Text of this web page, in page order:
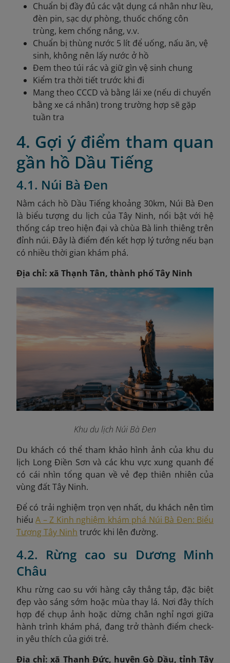
Chuẩn bị đầy đủ các vật dụng cá nhân như lều,
đèn pin, sạc dự phòng, thuốc chống côn
trùng, kem chống nắng, v.v.
Chuẩn bị thùng nước 5 lít để uống, nấu ăn, vệ
sinh, không nên lấy nước ở hồ
Đem theo túi rác và giữ gìn vệ sinh chung
Kiểm tra thời tiết trước khi đi
Mang theo CCCD và bằng lái xe (nếu di chuyển
bằng xe cá nhân) trong trường hợp sẽ gặp
tuần tra
4. Gợi ý điểm tham quan
gần hồ Dầu Tiếng
4.1. Núi Bà Đen
Nằm cách hồ Dầu Tiếng khoảng 30km, Núi Bà Đen
là biểu tượng du lịch của Tây Ninh, nổi bật với hệ
thống cáp treo hiện đại và chùa Bà linh thiêng trên
đỉnh núi. Đây là điểm đến kết hợp lý tưởng nếu bạn
có nhiều thời gian khám phá.
Địa chỉ: xã Thạnh Tân, thành phố Tây Ninh
Khu du lịch Núi Bà Đen
Du khách có thể tham khảo hình ảnh của khu du
lịch Long Điền Sơn và các khu vực xung quanh để
có cái nhìn tổng quan về vẻ đẹp thiên nhiên của
vùng đất Tây Ninh.
Để có trải nghiệm trọn vẹn nhất, du khách nên tìm
hiểuA – Z Kinh nghiệm khám phá Núi Bà Đen: Biểu
Tượng Tây Ninh trước khi lên đường.
4.2. Rừng cao su Dương Minh
Châu
Khu rừng cao su với hàng cây thẳng tắp, đặc biệt
đẹp vào sáng sớm hoặc mùa thay lá. Nơi đây thích
hợp để chụp ảnh hoặc dừng chân nghỉ ngơi giữa
hành trình khám phá, đang trở thành điểm check-
in yêu thích của giới trẻ.
Địa chỉ: xã Thạnh Đức, huyện Gò Dầu, tỉnh Tây